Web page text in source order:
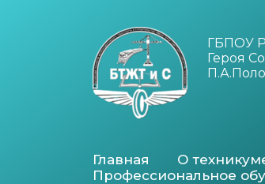
ГБПОУ
Героя
Главная О
Профессиональное